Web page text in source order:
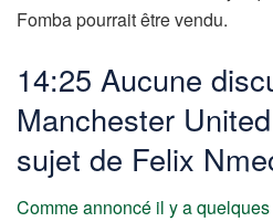
Fomba pourrait être vendu.
14:25 Aucune
Manchester
sujet de Felix
Comme annoncé il y a